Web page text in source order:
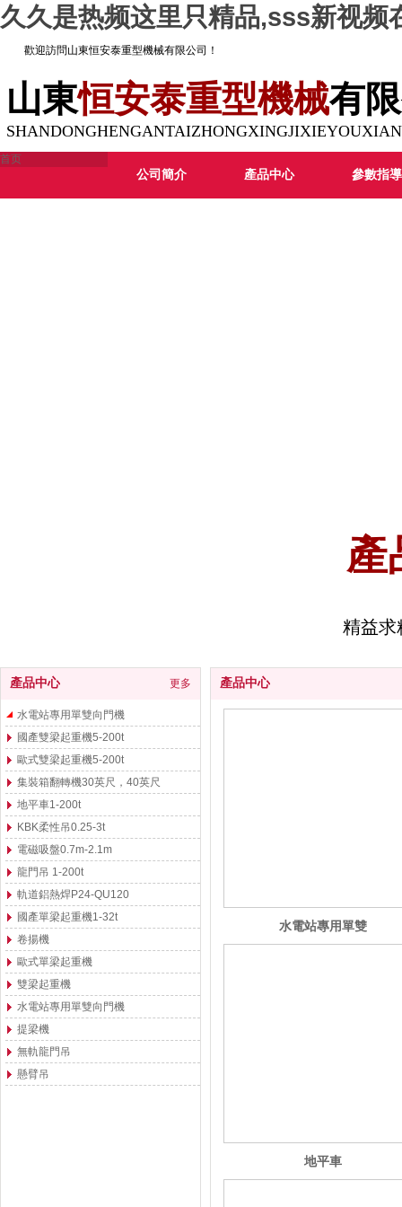
久久是热频这里只精品,sss新视频
歡迎訪問山東恒安泰重型機械有限公司！
山東恒安泰重型機械有
首页
公司簡介 產品中心 參數指導
產品中心 更多
水電站專用單雙向門機
國產雙梁起重機5-200t
歐式雙梁起重機5-200t
集裝箱翻轉機30英尺，40英尺
地平車1-200t
KBK柔性吊0.25-3t
電磁吸盤0.7m-2.1m
龍門吊 1-200t
軌道鋁熱焊P24-QU120
國產單梁起重機1-32t
卷揚機
歐式單梁起重機
雙梁起重機
水電站專用單雙向門機
提梁機
無軌龍門吊
懸臂吊
產品中心
水電站專用單雙
向門機
地平車
產
精益求